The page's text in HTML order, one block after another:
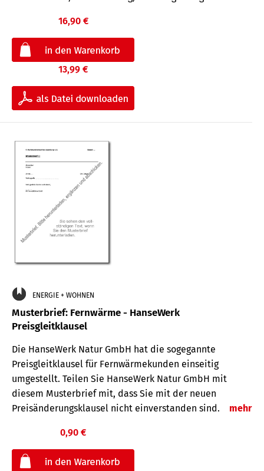
16,90 €
13,99 €
ENERGIE + WOHNEN
Musterbrief: Fernwärme - HanseWerk
Preisgleitklausel
Die HanseWerk Natur GmbH hat die sogegannte
Preisgleitklausel für Fernwärmekunden einseitig
umgestellt. Teilen Sie HanseWerk Natur GmbH mit
diesem Musterbrief mit, dass Sie mit der neuen
Preisänderungsklausel nicht einverstanden sind.
mehr
0,90 €